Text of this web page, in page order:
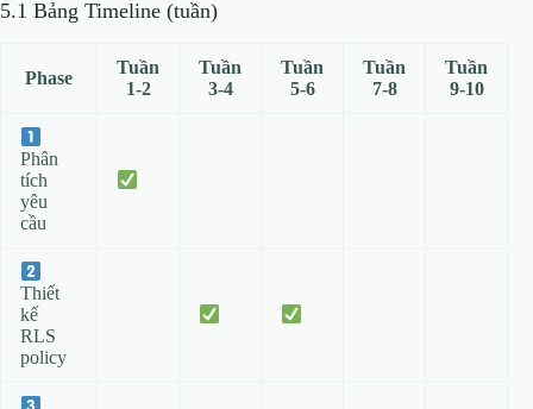
5.1 Bảng Timeline (tuần)
Phase
Tuần
1‑2
Tuần
3‑4
Tuần
5‑6
Tuần
7‑8
Tuần
9‑10
Phân
tích
yêu
cầu
Thiết
kế
RLS
policy